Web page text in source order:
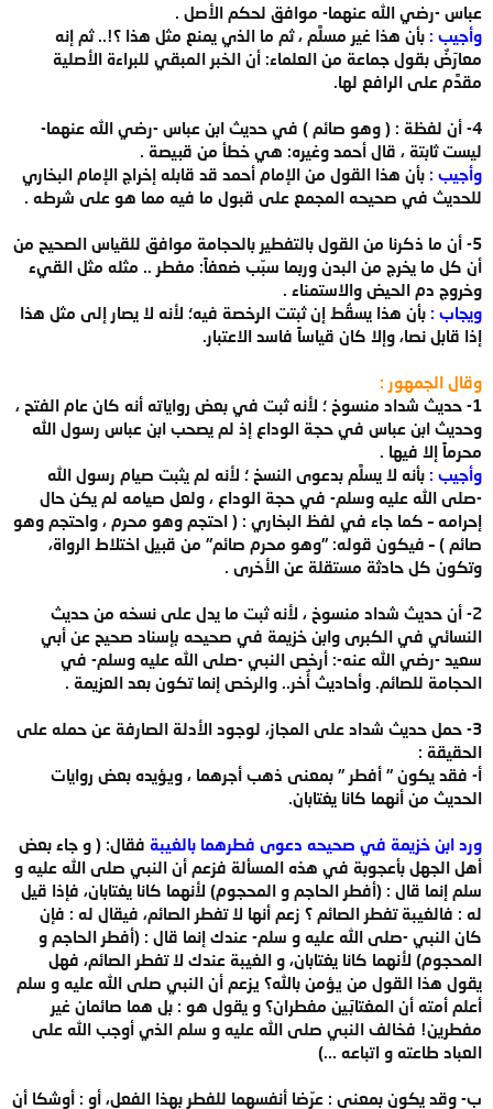
عباس -رضي الله عنهما- موافق لحكم الأصل .
وأجيب : بأن هذا غير مسلَّم ، ثم ما الذي يمنع مثل هذا ؟!.. ثم إنه
معارَضٌ بقول جماعة من العلماء: أن الخبر المبقي للبراءة الأصلية
مقدَّم على الرافع لها.
4- أن لفظة : ( وهو صائم ) في حديث ابن عباس -رضي الله عنهما-
ليست ثابتة ، قال أحمد وغيره: هي خطأ من قبيصة .
وأجيب : بأن هذا القول من الإمام أحمد قد قابله إخراج الإمام البخاري
للحديث في صحيحه المجمع على قبول ما فيه مما هو على شرطه .
5- أن ما ذكرنا من القول بالتفطير بالحجامة موافق للقياس الصحيح من
أن كل ما يخرج من البدن وربما سبّب ضعفاً: مفطر .. مثله مثل القيء
وخروج دم الحيض والاستمناء .
ويجاب : بأن هذا يسقُط إن ثبتت الرخصة فيه؛ لأنه لا يصار إلى مثل هذا
إذا قابل نصا، وإلا كان قياساً فاسد الاعتبار.
وقال الجمهور :
1- حديث شداد منسوخ ؛ لأنه ثبت في بعض رواياته أنه كان عام الفتح ،
وحديث ابن عباس في حجة الوداع إذ لم يصحب ابن عباس رسول الله
محرماً إلا فيها .
وأجيب : بأنه لا يسلَّم بدعوى النسخ ؛ لأنه لم يثبت صيام رسول الله
-صلى الله عليه وسلم- في حجة الوداع ، ولعل صيامه لم يكن حال
إحرامه – كما جاء في لفظ البخاري : ( احتجم وهو محرم ، واحتجم وهو
صائم ) – فيكون قوله: "وهو محرم صائم" من قبيل اختلاط الرواة،
وتكون كل حادثة مستقلة عن الأخرى .
2- أن حديث شداد منسوخ ، لأنه ثبت ما يدل على نسخه من حديث
النسائي في الكبرى وابن خزيمة في صحيحه بإسناد صحيح عن أبي
سعيد -رضي الله عنه-: أرخص النبي -صلى الله عليه وسلم- في
الحجامة للصائم. وأحاديث أُخر.. والرخص إنما تكون بعد العزيمة .
3- حمل حديث شداد على المجاز، لوجود الأدلة الصارفة عن حمله على
الحقيقة :
أ‌- فقد يكون " أفطر " بمعنى ذهب أجرهما ، ويؤيده بعض روايات
الحديث من أنهما كانا يغتابان.
ورد ابن خزيمة في صحيحه دعوى فطرهما بالغيبة فقال: ( و جاء بعض
أهل الجهل بأعجوبة في هذه المسألة فزعم أن النبي صلى الله عليه و
سلم إنما قال : (أفطر الحاجم و المحجوم) لأنهما كانا يغتابان، فإذا قيل
له : فالغيبة تفطر الصائم ؟ زعم أنها لا تفطر الصائم، فيقال له : فإن
كان النبي -صلى الله عليه و سلم- عندك إنما قال : (أفطر الحاجم و
المحجوم) لأنهما كانا يغتابان، و الغيبة عندك لا تفطر الصائم، فهل
يقول هذا القول من يؤمن بالله؟ يزعم أن النبي صلى الله عليه و سلم
أعلم أمته أن المغتابَين مفطران؟ و يقول هو : بل هما صائمان غير
مفطرين! فخالف النبي صلى الله عليه و سلم الذي أوجب الله على
العباد طاعته و اتباعه ...)
ب‌- وقد يكون بمعنى : عرّضا أنفسهما للفطر بهذا الفعل، أو : أوشكا أن